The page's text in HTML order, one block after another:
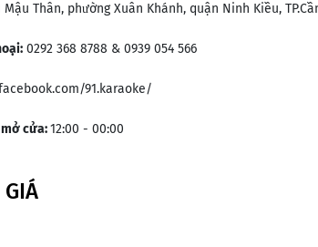
Mậu Thân, phường Xuân Khánh, quận Ninh Kiều,
0292 368 8788 & 0939 054 566
91.karaoke/
cửa:12:00 - 00:00